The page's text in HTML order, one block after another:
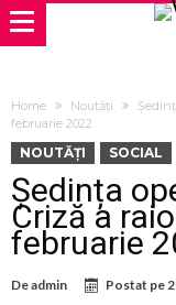
Home Noutăți
februarie 2022
NOUTĂȚI SOCIAL
Ședința
Criză a
februarie
Deadmin Postat pe